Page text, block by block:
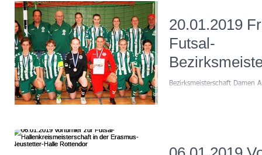
20.01.2019 Frauen
Futsal-
Karlstadt
Bezirksmeisterschaft Damen